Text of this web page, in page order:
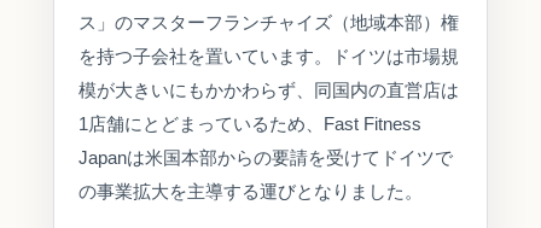
ス」のマスターフランチャイズ（地域本部）権
を持つ子会社を置いています。ドイツは市場規
模が大きいにもかかわらず、同国内の直営店は
1店舗にとどまっているため、Fast Fitness
Japanは米国本部からの要請を受けてドイツで
の事業拡大を主導する運びとなりました。